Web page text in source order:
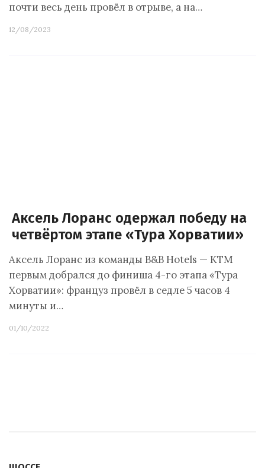
почти весь день провёл в отрыве, а на…
12/08/2023
Аксель Лоранс одержал победу на
четвёртом этапе «Тура Хорватии»
Аксель Лоранс из команды B&B Hotels — KTM
первым добрался до финиша 4-го этапа «Тура
Хорватии»: француз провёл в седле 5 часов 4
минуты и…
01/10/2022